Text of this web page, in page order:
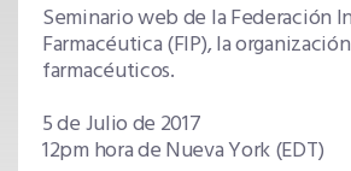
Seminario web de la Federación
Farmacéutica (FIP), la
farmacéuticos.
5 de Julio de 2017
12pm hora de Nueva York (EDT)